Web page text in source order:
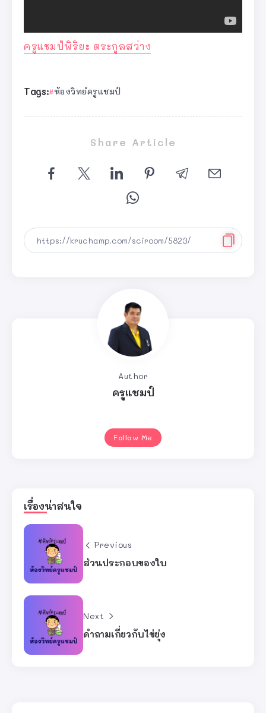
ครูแชมป์ พิริยะ ตระกูลสว่าง
Tags: ห้องวิทย์ครูแชมป์
Share Article
Author
ครูแชมป์
Follow Me
เรื่องน่าสนใจ
Previous
ส่วนประกอบของใบ
Next
คำถามเกี่ยวกับไข่ยุ่ง